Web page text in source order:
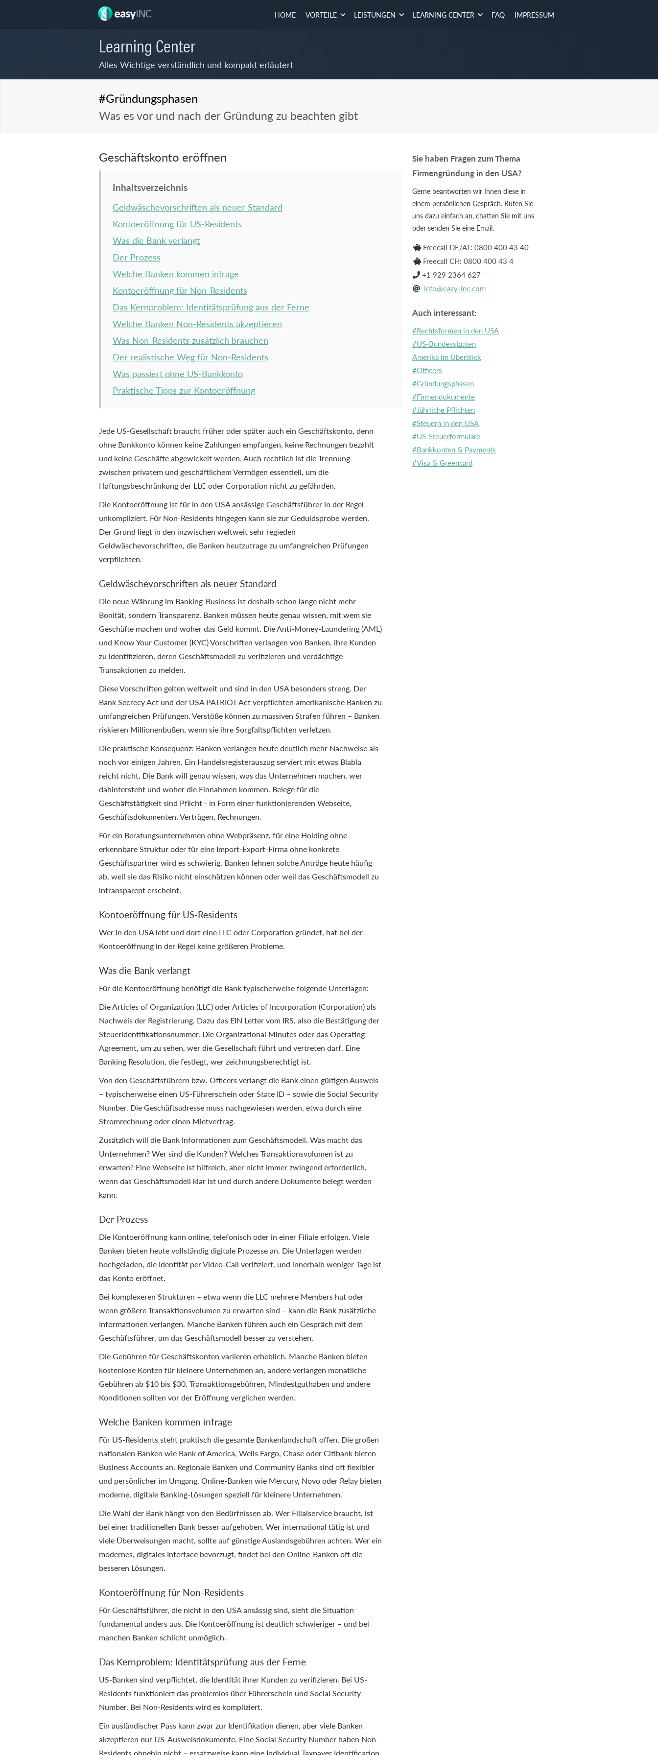
HOME VORTEILE LEISTUNGEN LEARNING CENTER FAQ IMPRESSUM
Learning Center
Alles Wichtige verständlich und kompakt erläutert
#Gründungsphasen
Was es vor und nach der Gründung zu beachten gibt
Geschäftskonto eröffnen
Inhaltsverzeichnis
Geldwäschevorschriften als neuer Standard
Kontoeröffnung für US-Residents
Was die Bank verlangt
Der Prozess
Welche Banken kommen infrage
Kontoeröffnung für Non-Residents
Das Kernproblem: Identitätsprüfung aus der Ferne
Welche Banken Non-Residents akzeptieren
Was Non-Residents zusätzlich brauchen
Der realistische Weg für Non-Residents
Was passiert ohne US-Bankkonto
Praktische Tipps zur Kontoeröffnung
Jede US-Gesellschaft braucht früher oder später auch ein Geschäftskonto, denn
ohne Bankkonto können keine Zahlungen empfangen, keine Rechnungen bezahlt
und keine Geschäfte abgewickelt werden. Auch rechtlich ist die Trennung
zwischen privatem und geschäftlichem Vermögen essentiell, um die
Haftungsbeschränkung der LLC oder Corporation nicht zu gefährden.
Die Kontoeröffnung ist für in den USA ansässige Geschäftsführer in der Regel
unkompliziert. Für Non-Residents hingegen kann sie zur Geduldsprobe werden.
Der Grund liegt in den inzwischen weltweit sehr regieden
Geldwäschevorschriften, die Banken heutzutrage zu umfangreichen Prüfungen
verpflichten.
Geldwäschevorschriften als neuer Standard
Die neue Währung im Banking-Business ist deshalb schon lange nicht mehr
Bonität, sondern Transparenz. Banken müssen heute genau wissen, mit wem sie
Geschäfte machen und woher das Geld kommt. Die Anti-Money-Laundering (AML)
und Know Your Customer (KYC) Vorschriften verlangen von Banken, ihre Kunden
zu identifizieren, deren Geschäftsmodell zu verifizieren und verdächtige
Transaktionen zu melden.
Diese Vorschriften gelten weltweit und sind in den USA besonders streng. Der
Bank Secrecy Act und der USA PATRIOT Act verpflichten amerikanische Banken zu
umfangreichen Prüfungen. Verstöße können zu massiven Strafen führen – Banken
riskieren Millionenbußen, wenn sie ihre Sorgfaltspflichten verletzen.
Die praktische Konsequenz: Banken verlangen heute deutlich mehr Nachweise als
noch vor einigen Jahren. Ein Handelsregisterauszug serviert mit etwas Blabla
reicht nicht. Die Bank will genau wissen, was das Unternehmen machen, wer
dahintersteht und woher die Einnahmen kommen. Belege für die
Geschäftstätigkeit sind Pflicht - in Form einer funktionierenden Webseite,
Geschäftsdokumenten, Verträgen, Rechnungen.
Für ein Beratungsunternehmen ohne Webpräsenz, für eine Holding ohne
erkennbare Struktur oder für eine Import-Export-Firma ohne konkrete
Geschäftspartner wird es schwierig. Banken lehnen solche Anträge heute häufig
ab, weil sie das Risiko nicht einschätzen können oder weil das Geschäftsmodell zu
intransparent erscheint.
Kontoeröffnung für US-Residents
Wer in den USA lebt und dort eine LLC oder Corporation gründet, hat bei der
Kontoeröffnung in der Regel keine größeren Probleme.
Was die Bank verlangt
Für die Kontoeröffnung benötigt die Bank typischerweise folgende Unterlagen:
Die Articles of Organization (LLC) oder Articles of Incorporation (Corporation) als
Nachweis der Registrierung. Dazu das EIN Letter vom IRS, also die Bestätigung der
Steueridentifikationsnummer. Die Organizational Minutes oder das Operating
Agreement, um zu sehen, wer die Gesellschaft führt und vertreten darf. Eine
Banking Resolution, die festlegt, wer zeichnungsberechtigt ist.
Von den Geschäftsführern bzw. Officers verlangt die Bank einen gültigen Ausweis
– typischerweise einen US-Führerschein oder State ID – sowie die Social Security
Number. Die Geschäftsadresse muss nachgewiesen werden, etwa durch eine
Stromrechnung oder einen Mietvertrag.
Zusätzlich will die Bank Informationen zum Geschäftsmodell. Was macht das
Unternehmen? Wer sind die Kunden? Welches Transaktionsvolumen ist zu
erwarten? Eine Webseite ist hilfreich, aber nicht immer zwingend erforderlich,
wenn das Geschäftsmodell klar ist und durch andere Dokumente belegt werden
kann.
Der Prozess
Die Kontoeröffnung kann online, telefonisch oder in einer Filiale erfolgen. Viele
Banken bieten heute vollständig digitale Prozesse an. Die Unterlagen werden
hochgeladen, die Identität per Video-Call verifiziert, und innerhalb weniger Tage ist
das Konto eröffnet.
Bei komplexeren Strukturen – etwa wenn die LLC mehrere Members hat oder
wenn größere Transaktionsvolumen zu erwarten sind – kann die Bank zusätzliche
Informationen verlangen. Manche Banken führen auch ein Gespräch mit dem
Geschäftsführer, um das Geschäftsmodell besser zu verstehen.
Die Gebühren für Geschäftskonten variieren erheblich. Manche Banken bieten
kostenlose Konten für kleinere Unternehmen an, andere verlangen monatliche
Gebühren ab $10 bis $30. Transaktionsgebühren, Mindestguthaben und andere
Konditionen sollten vor der Eröffnung verglichen werden.
Welche Banken kommen infrage
Für US-Residents steht praktisch die gesamte Bankenlandschaft offen. Die großen
nationalen Banken wie Bank of America, Wells Fargo, Chase oder Citibank bieten
Business Accounts an. Regionale Banken und Community Banks sind oft flexibler
und persönlicher im Umgang. Online-Banken wie Mercury, Novo oder Relay bieten
moderne, digitale Banking-Lösungen speziell für kleinere Unternehmen.
Die Wahl der Bank hängt von den Bedürfnissen ab. Wer Filialservice braucht, ist
bei einer traditionellen Bank besser aufgehoben. Wer international tätig ist und
viele Überweisungen macht, sollte auf günstige Auslandsgebühren achten. Wer ein
modernes, digitales Interface bevorzugt, findet bei den Online-Banken oft die
besseren Lösungen.
Kontoeröffnung für Non-Residents
Für Geschäftsführer, die nicht in den USA ansässig sind, sieht die Situation
fundamental anders aus. Die Kontoeröffnung ist deutlich schwieriger – und bei
manchen Banken schlicht unmöglich.
Das Kernproblem: Identitätsprüfung aus der Ferne
US-Banken sind verpflichtet, die Identität ihrer Kunden zu verifizieren. Bei US-
Residents funktioniert das problemlos über Führerschein und Social Security
Number. Bei Non-Residents wird es kompliziert.
Ein ausländischer Pass kann zwar zur Identifikation dienen, aber viele Banken
akzeptieren nur US-Ausweisdokumente. Eine Social Security Number haben Non-
Sie haben Fragen zum Thema
Firmengründung in den USA?
Gerne beantworten wir Ihnen diese in
einem persönlichen Gespräch. Rufen Sie
uns dazu einfach an, chatten Sie mit uns
oder senden Sie eine Email.
 Freecall DE/AT: 0800 400 43 40
 Freecall CH: 0800 400 43 4
 +1 929 2364 627
 info@easy-inc.com
Auch interessant:
#Rechtsformen in den USA
#US-Bundesstaaten
Amerika im Überblick
#Officers
#Gründungsphasen
#Firmendokumente
#Jährliche Pflichten
#Steuern in den USA
#US-Steuerformulare
#Bankkonten & Payments
#Visa & Greencard